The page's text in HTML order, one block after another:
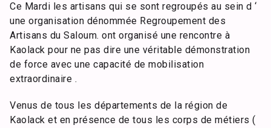
Ce Mardi les artisans qui se sont regroupés au sein d ‘
une organisation dénommée Regroupement des
Artisans du Saloum. ont organisé une rencontre à
Kaolack pour ne pas dire une véritable démonstration
de force avec une capacité de mobilisation
extraordinaire .
Venus de tous les départements de la région de
Kaolack et en présence de tous les corps de métiers (